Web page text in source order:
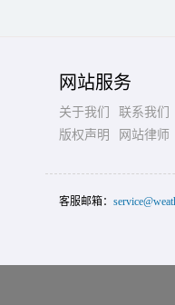
网站服务
关于我们 联系我们
版权声明
网站律师
客服邮箱：